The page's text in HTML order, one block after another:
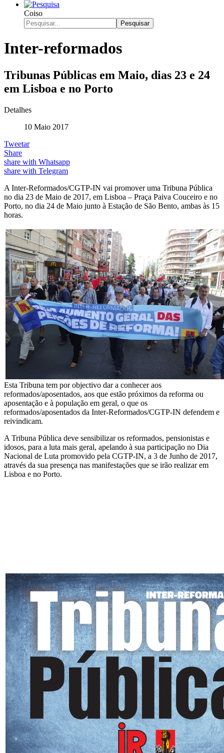
Coiso
Pesquisar
Inter-reformados
Tribunas Públicas em Maio, dias 23 e 24
em Lisboa e no Porto
Detalhes
10 Maio 2017
Tweetar
Share
share with Whatsapp
share with Telegram
A Inter-Reformados/CGTP-IN vai promover uma Tribuna Pública
no dia 23 de Maio de 2017, em Lisboa – Praça Paiva Couceiro e no
Porto, no dia 24 de Maio junto à Estação de São Bento, ambas às 15
horas.
Esta Tribuna tem por objectivo dar a conhecer aos
reformados/aposentados, aos que estão próximos da reforma ou
aposentação e à população em geral, o que os
reformados/aposentados da Inter-Reformados/CGTP-IN defendem e
reivindicam.
A Tribuna Pública deve sensibilizar os reformados, pensionistas e
idosos, para a luta mais geral, apelando à sua participação no Dia
Nacional de Luta promovido pela CGTP-IN, a 3 de Junho de 2017,
através da sua presença nas manifestações que se irão realizar em
Lisboa e no Porto.